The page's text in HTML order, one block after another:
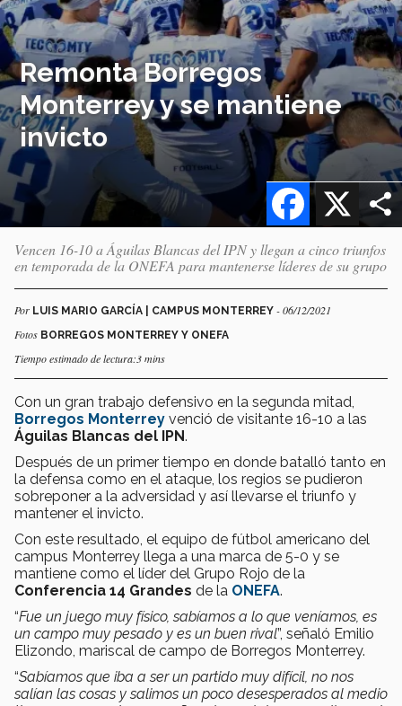
Remonta Borregos
Monterrey y se mantiene
invicto
X
Facebook
​​​​​​​Vencen 16-10 a Águilas Blancas del IPN y llegan a cinco triunfos
en temporada de la ONEFA para mantenerse líderes de su grupo
Por LUIS MARIO GARCÍA | CAMPUS MONTERREY - 06/12/2021
Fotos BORREGOS MONTERREY Y ONEFA
Tiempo estimado de lectura:3 mins
Con un gran trabajo defensivo en la segunda mitad,
Borregos Monterrey venció de visitante 16-10 a las
Águilas Blancas del IPN.
Después de un primer tiempo en donde batalló tanto en
la defensa como en el ataque, los regios se pudieron
sobreponer a la adversidad y así llevarse el triunfo y
mantener el invicto.
Con este resultado, el equipo de fútbol americano del
campus Monterrey llega a una marca de 5-0 y se
mantiene como el líder del Grupo Rojo de la
Conferencia 14 Grandes de la ONEFA.
“Fue un juego muy físico, sabíamos a lo que veníamos, es
un campo muy pesado y es un buen rival”, señaló Emilio
Elizondo, mariscal de campo de Borregos Monterrey.
“Sabíamos que iba a ser un partido muy difícil, no nos
salían las cosas y salimos un poco desesperados al medio